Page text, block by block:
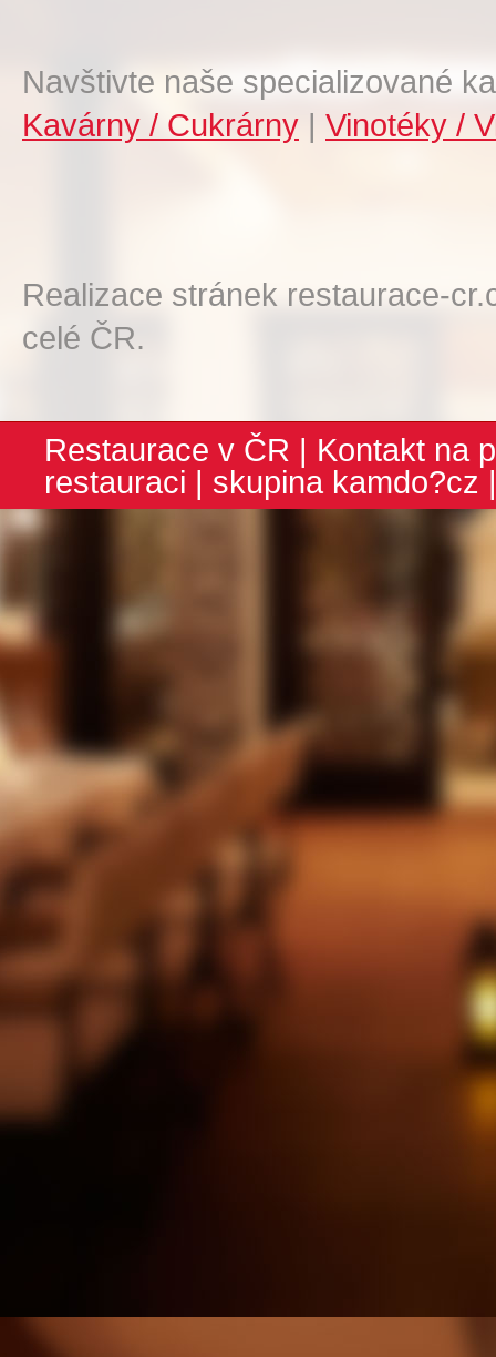
Navštivte naše specializované
Kavárny / Cukrárny | Vinotéky /
Realizace stránek restaurace-
celé ČR.
Restaurace v ČR | Kontakt na
restauraci | skupina kamdo?cz |